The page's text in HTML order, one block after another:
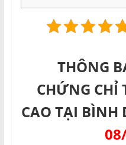
THÔNG
CHỨNG CHỈ
CAO TẠI BÌNH